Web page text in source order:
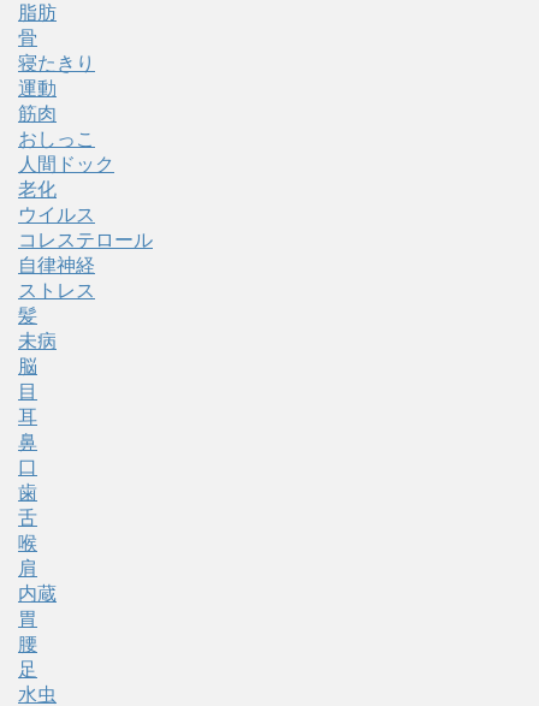
脂肪
骨
寝たきり
運動
筋肉
おしっこ
人間ドック
老化
ウイルス
コレステロール
自律神経
ストレス
髪
未病
脳
目
耳
鼻
口
歯
舌
喉
肩
内蔵
胃
腰
足
水虫